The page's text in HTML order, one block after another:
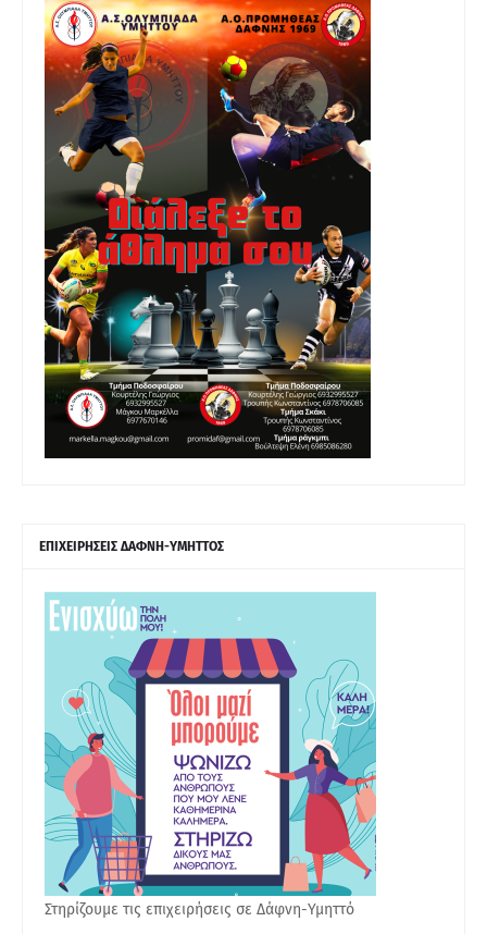
ΕΠΙΧΕΙΡΗΣΕΙΣ ΔΑΦΝΗ-ΥΜΗΤΤΟΣ
Στηρίζουμε τις επιχειρήσεις σε Δάφνη-Υμηττό